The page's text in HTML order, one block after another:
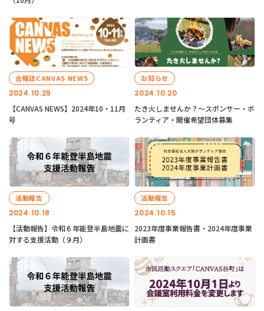
2024.10.29
会報誌CANVAS NEWS
【CANVAS NEWS】2024年10・11月
号
2024.10.20
お知らせ
たき火しませんか？～スポンサー・ボ
ランティア・開催希望団体募集
2024.10.18
活動報告
【活動報告】令和６年能登半島地震に
対する支援活動（９月）
2024.10.15
活動報告
2023年度事業報告書・2024年度事業
計画書